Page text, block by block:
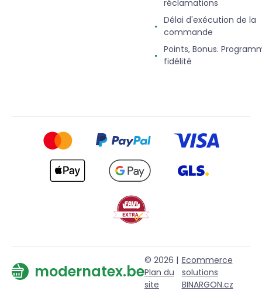
réclamations
Délai d'exécution de la
commande
Points, Bonus.
fidélité
modernatex.be
© 2026 |
Plan du
site
Ecommerce
solutions
BINARGON.cz